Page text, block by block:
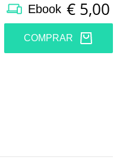
Ebook € 5,00
COMPRAR